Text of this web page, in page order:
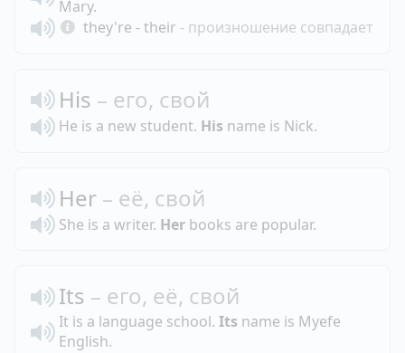
Mary.
they're - their - произношение совпадает
His – его, свой
He is a new student. His name is Nick.
Her – её, свой
She is a writer. Her books are popular.
Its – его, её, свой
It is a language school.Its name is Myefe
English.